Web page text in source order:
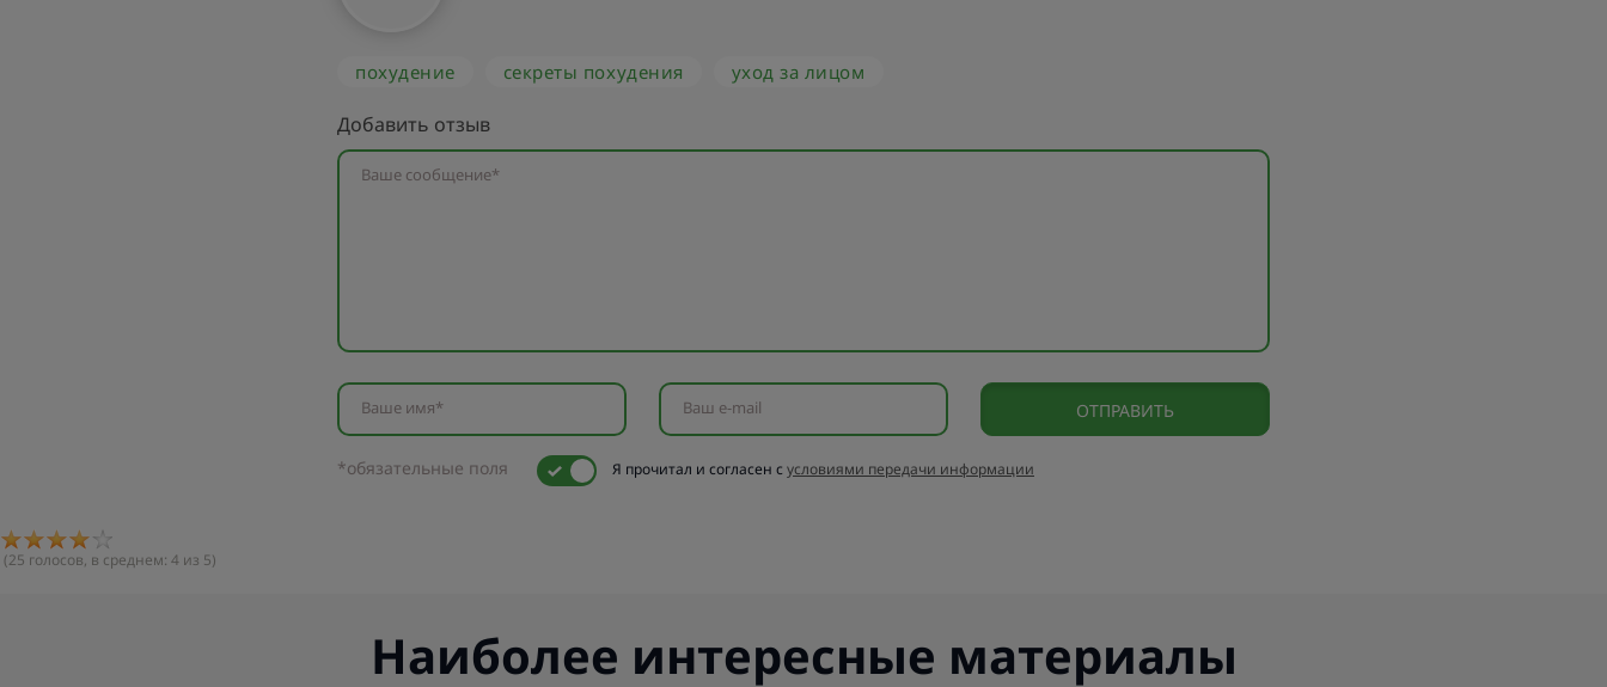
похудение секреты похудения уход за лицом
Добавить отзыв
Ваше сообщение*
Ваше имя* Ваш e-mail
*обязательные поля Я прочитал и согласен сусловиями передачи информации
(25 голосов, в среднем: 4 из 5)
Наиболее интересные материалы